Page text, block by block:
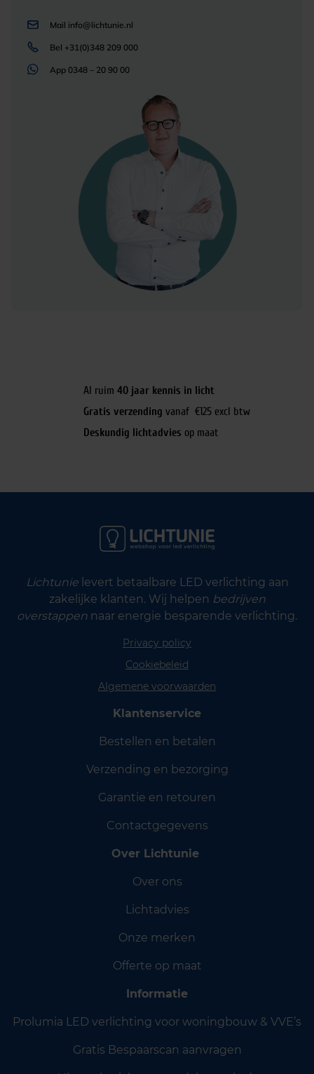
Mail info@lichtunie.nl
Bel +31(0)348 209 000
App 0348 – 20 90 00
Al ruim 40 jaar kennis in licht
Gratis verzending vanaf €125 excl btw
Deskundig lichtadvies op maat
Lichtunielevert betaalbare LED verlichting aan
zakelijke klanten. Wij helpen bedrijven
overstappen naar energie besparende verlichting.
Privacy policy
Cookiebeleid
Algemene voorwaarden
Klantenservice
Bestellen en betalen
Verzending en bezorging
Garantie en retouren
Contactgegevens
Over Lichtunie
Over ons
Lichtadvies
Onze merken
Offerte op maat
Informatie
Prolumia LED verlichting voor woningbouw & VVE’s
Gratis Bespaarscan aanvragen